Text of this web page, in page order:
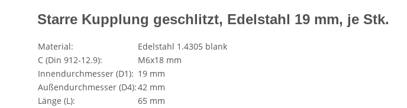
Starre Kupplung geschlitzt, Edelstahl 19 mm, je Stk.
Material:
Edelstahl 1.4305 blank
C (Din 912-12.9):
M6x18 mm
Innendurchmesser (D1): 19 mm
Außendurchmesser (D4):42 mm
Länge (L):
65 mm